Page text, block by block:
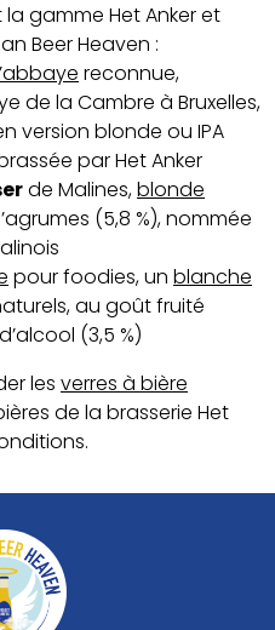
gamme Het Anker et
Beer Heaven :
reconnue,
de la Cambre à Bruxelles,
version blonde ou IPA
par Het Anker
de Malines,blonde
(5,8 %), nommée
pour foodies, un blanche
au goût fruité
(3,5 %)
les verres à bière
de la brasserie Het